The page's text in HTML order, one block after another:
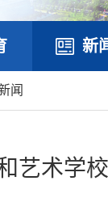
新
闻
艺术学